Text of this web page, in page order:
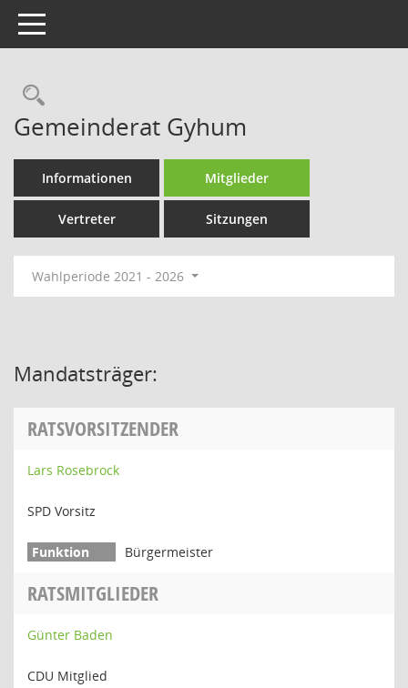
Toggle navigation
Rechercheauswahl
Gemeinderat Gyhum
Informationen Mitglieder
Vertreter Sitzungen
Wahlperiode 2021 - 2026
Mandatsträger:
RATSVORSITZENDER
Lars Rosebrock
SPD Vorsitz
Bürgermeister
RATSMITGLIEDER
Günter Baden
CDU Mitglied